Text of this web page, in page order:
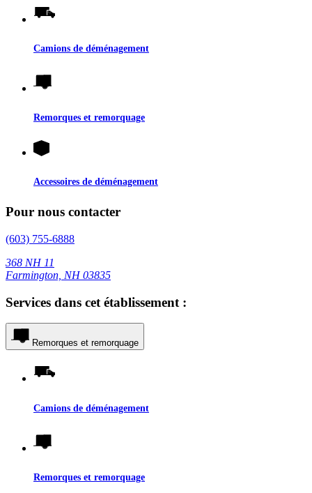
Camions de déménagement
Remorques et remorquage
Accessoires de déménagement
Pour nous contacter
(603) 755-6888
368 NH 11
Farmington, NH 03835
Services dans cet établissement :
Remorques et remorquage
Camions de déménagement
Remorques et remorquage